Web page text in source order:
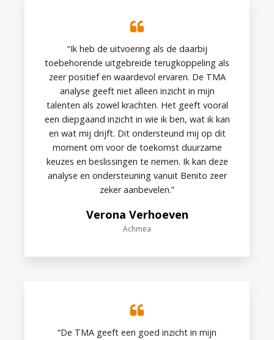
“Ik heb de uitvoering als de daarbij
toebehorende uitgebreide terugkoppeling als
zeer positief en waardevol ervaren. De TMA
analyse geeft niet alleen inzicht in mijn
talenten als zowel krachten. Het geeft vooral
een diepgaand inzicht in wie ik ben, wat ik kan
en wat mij drijft. Dit ondersteund mij op dit
moment om voor de toekomst duurzame
keuzes en beslissingen te nemen. Ik kan deze
analyse en ondersteuning vanuit Benito zeer
zeker aanbevelen.”
Verona Verhoeven
Achmea
“De TMA geeft een goed inzicht in mijn